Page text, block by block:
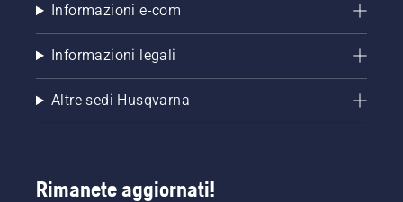
Informazioni e-com
Informazioni legali
Altre sedi Husqvarna
Rimanete aggiornati!